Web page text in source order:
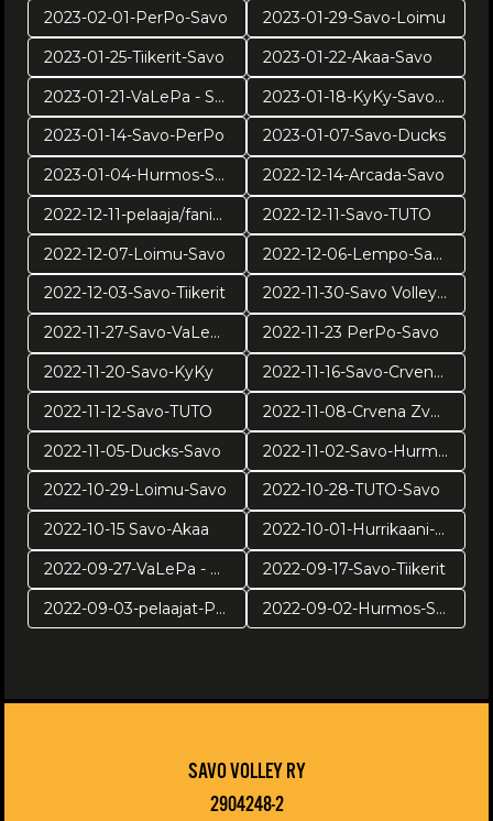
2023-02-01-PerPo-Savo
2023-01-29-Savo-Loimu
2023-01-25-Tiikerit-Savo
2023-01-22-Akaa-Savo
2023-01-21-VaLePa - Savo
2023-01-18-KyKy-Savo Volley
2023-01-14-Savo-PerPo
2023-01-07-Savo-Ducks
2023-01-04-Hurmos-Savo
2022-12-14-Arcada-Savo
2022-12-11-pelaaja/fanikuvat
2022-12-11-Savo-TUTO
2022-12-07-Loimu-Savo
2022-12-06-Lempo-Savo
2022-12-03-Savo-Tiikerit
2022-11-30-Savo Volley - Arcada Galati
2022-11-27-Savo-VaLePa
2022-11-23 PerPo-Savo
2022-11-20-Savo-KyKy
2022-11-16-Savo-Crvena Zvezda
2022-11-12-Savo-TUTO
2022-11-08-Crvena Zvezda-Savo Volley
2022-11-05-Ducks-Savo
2022-11-02-Savo-Hurmos
2022-10-29-Loimu-Savo
2022-10-28-TUTO-Savo
2022-10-15 Savo-Akaa
2022-10-01-Hurrikaani-Savo
2022-09-27-VaLePa - Savo
2022-09-17-Savo-Tiikerit
2022-09-03-pelaajat-Puijolla
2022-09-02-Hurmos-Savo
SAVO VOLLEY RY
2904248-2